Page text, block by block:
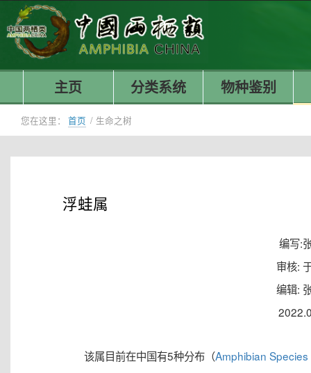
主页 分类系统 物种鉴别
您在这里： 首页 / 生命之树
浮蛙属
编写:
审核:
编辑:
该属目前在中国有5种分布（Amphibian Species